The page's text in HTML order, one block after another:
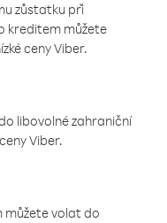
zůstatku při
kreditem můžete
ceny Viber.
libovolné zahraniční
Viber.
můžete volat do